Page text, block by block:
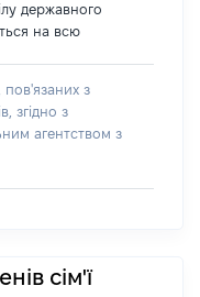
державного
на всю
з
згідно з
агентством з
сім'ї